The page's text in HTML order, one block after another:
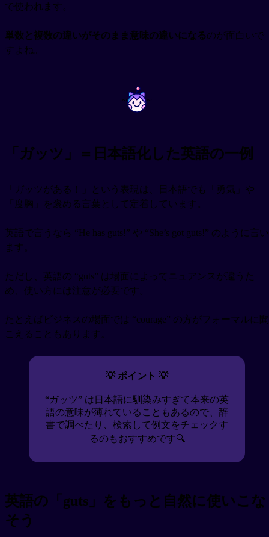
で使われます。
単数と複数の違いがそのまま意味の違いになるのが面白いで
すよね。
~ ~
「ガッツ」＝日本語化した英語の一例
「ガッツがある！」という表現は、日本語でも「勇気」や
「度胸」を褒める言葉として定着しています。
英語で言うなら “He has guts!” や “She’s got guts!” のように言い
ます。
ただし、英語の “guts” は場面によってニュアンスが違うた
め、使い方には注意が必要です。
たとえばビジネスの場面では “courage” の方がフォーマルに聞
こえることもあります。
💡 ポイント 💡
“ガッツ” は日本語に馴染みすぎて本来の英
語の意味が薄れていることもあるので、辞
書で調べたり、検索して例文をチェックす
るのもおすすめです🔍
英語の「guts」をもっと自然に使いこな
そう